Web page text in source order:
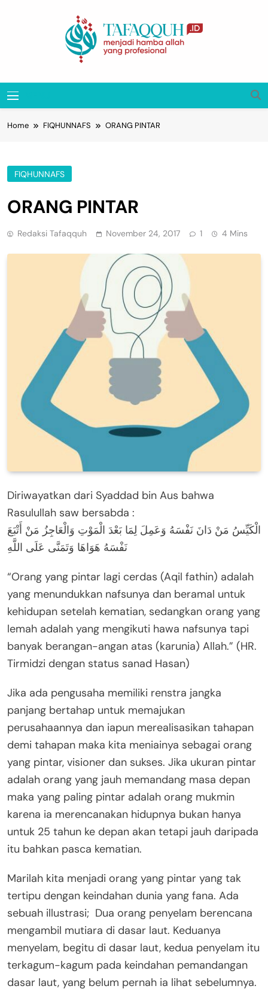
Tafaqquh.ID
Home FIQHUNNAFS ORANG PINTAR
FIQHUNNAFS
ORANG PINTAR
Redaksi Tafaqquh November 24, 2017 1 4 Mins
Diriwayatkan dari Syaddad bin Aus bahwa
Rasulullah saw bersabda :
الْكَيِّسُ مَنْ دَانَ نَفْسَهُ وَعَمِلَ لِمَا بَعْدَ الْمَوْتِ وَالْعَاجِزُ مَنْ أَتْبَعَ
نَفْسَهُ هَوَاهَا وَتَمَنَّى عَلَى اللَّهِ
“Orang yang pintar lagi cerdas (Aqil fathin) adalah
yang menundukkan nafsunya dan beramal untuk
kehidupan setelah kematian, sedangkan orang yang
lemah adalah yang mengikuti hawa nafsunya tapi
banyak berangan-angan atas (karunia) Allah.” (HR.
Tirmidzi dengan status sanad Hasan)
Jika ada pengusaha memiliki renstra jangka
panjang bertahap untuk memajukan
perusahaannya dan iapun merealisasikan tahapan
demi tahapan maka kita meniainya sebagai orang
yang pintar, visioner dan sukses. Jika ukuran pintar
adalah orang yang jauh memandang masa depan
maka yang paling pintar adalah orang mukmin
karena ia merencanakan hidupnya bukan hanya
untuk 25 tahun ke depan akan tetapi jauh daripada
itu bahkan pasca kematian.
Marilah kita menjadi orang yang pintar yang tak
tertipu dengan keindahan dunia yang fana. Ada
sebuah illustrasi; Dua orang penyelam berencana
mengambil mutiara di dasar laut. Keduanya
menyelam, begitu di dasar laut, kedua penyelam itu
terkagum-kagum pada keindahan pemandangan
dasar laut, yang belum pernah ia lihat sebelumnya.